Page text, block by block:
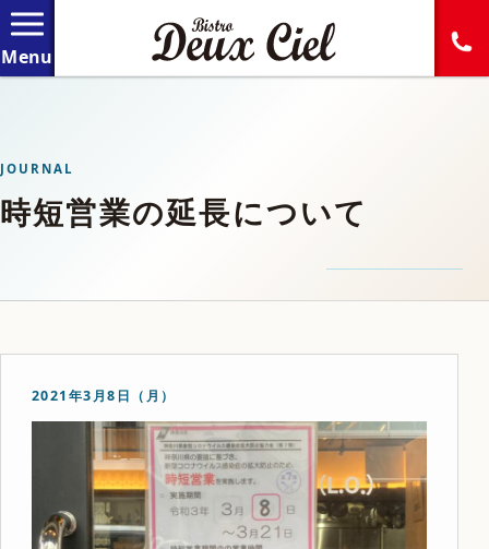
JOURNAL
時短営業の延長について
2021年3月8日（月）